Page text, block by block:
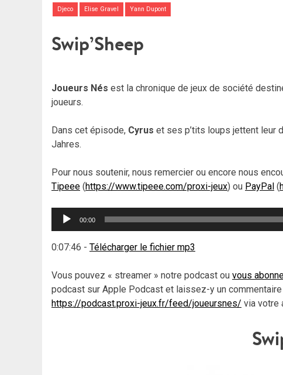
Djeco Elise Gravel Yann Dupont
Swip’Sheep
Joueurs Nés est la chronique de jeux de société
joueurs.
Dans cet épisode, Cyrus et ses p’tits loups jettent leur
Jahres.
Pour nous soutenir, nous remercier ou encore nous
Tipeee (https://www.tipeee.com/proxi-jeux) ou PayPal (
Lecteur
00:00
0:07:46 - Télécharger le fichier mp3
Vous pouvez « streamer » notre podcast ou vous
podcast sur Apple Podcast et laissez-y un
https://podcast.proxi-jeux.fr/feed/joueursnes/ via votre